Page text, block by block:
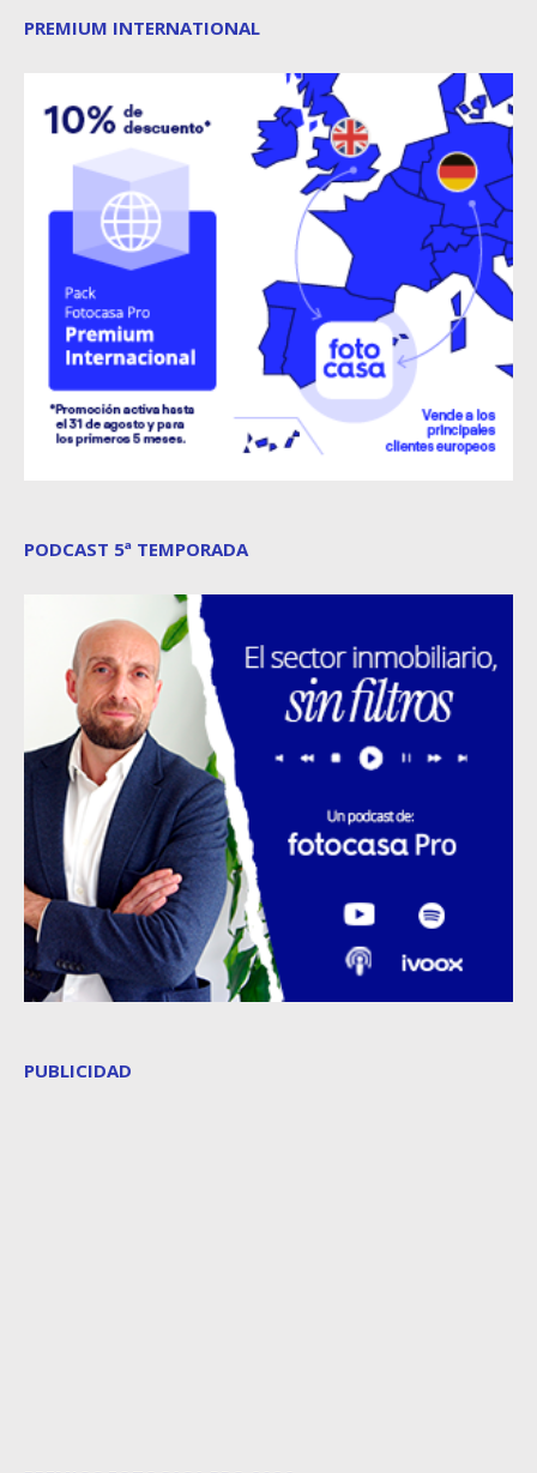
PREMIUM INTERNATIONAL
PODCAST 5ª TEMPORADA
PUBLICIDAD